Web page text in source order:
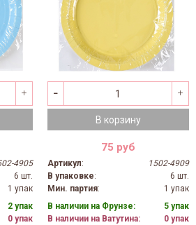
4905
6 шт.
1 упак
2 упак
0 упак
В корзину
75 руб
Артикул:
1502-4909
В упаковке:
6 шт.
Мин. партия:
1 упак
В наличии на Фрунзе:
5 упак
В наличии на Ватутина:
0 упак